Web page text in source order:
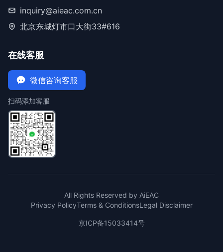
inquiry@aieac.com.cn
北京东城灯市口大街33#616
在线客服
微信咨询客服
扫码添加客服
All Rights Reserved by AiEAC
Privacy PolicyTerms & ConditionsLegal Disclaimer
京ICP备15033414号